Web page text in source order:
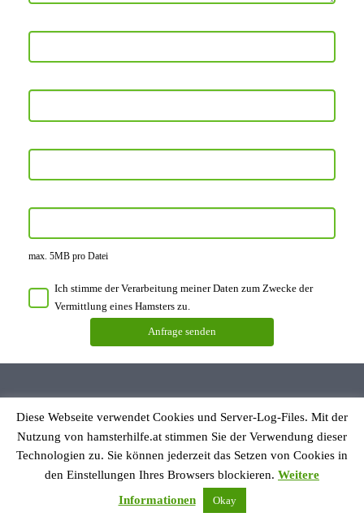
max. 5MB pro Datei
Ich stimme der Verarbeitung meiner Daten zum Zwecke der
Vermittlung eines Hamsters zu.
© Hamsterhilfe Österreich
Diese Webseite verwendet Cookies und Server-Log-Files. Mit der
Nutzung von hamsterhilfe.at stimmen Sie der Verwendung dieser
Technologien zu. Sie können jederzeit das Setzen von Cookies in
den Einstellungen Ihres Browsers blockieren. Weitere
Informationen
Okay